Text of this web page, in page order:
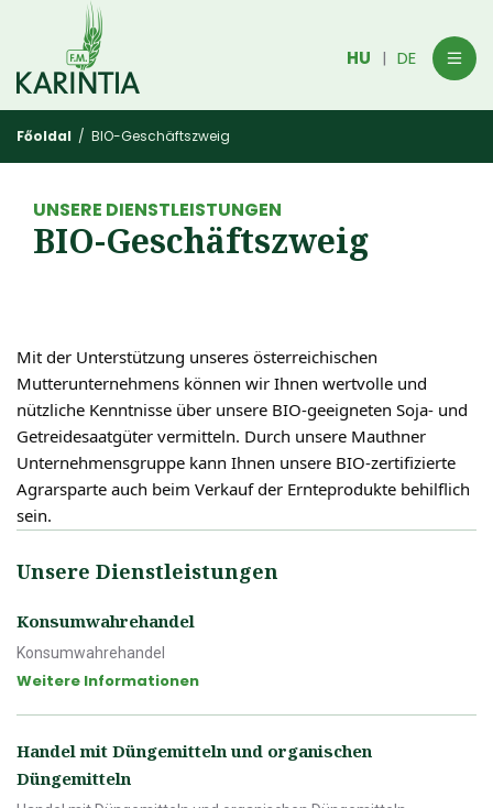
HU | DE
Főoldal / BIO-Geschäftszweig
UNSERE DIENSTLEISTUNGEN
BIO-Geschäftszweig
Mit der Unterstützung unseres österreichischen
Mutterunternehmens können wir Ihnen wertvolle und
nützliche Kenntnisse über unsere BIO-geeigneten Soja- und
Getreidesaatgüter vermitteln. Durch unsere Mauthner
Unternehmensgruppe kann Ihnen unsere BIO-zertifizierte
Agrarsparte auch beim Verkauf der Ernteprodukte behilflich
sein.
Unsere Dienstleistungen
Konsumwahrehandel
Konsumwahrehandel
Weitere Informationen
Handel mit Düngemitteln und organischen
Düngemitteln